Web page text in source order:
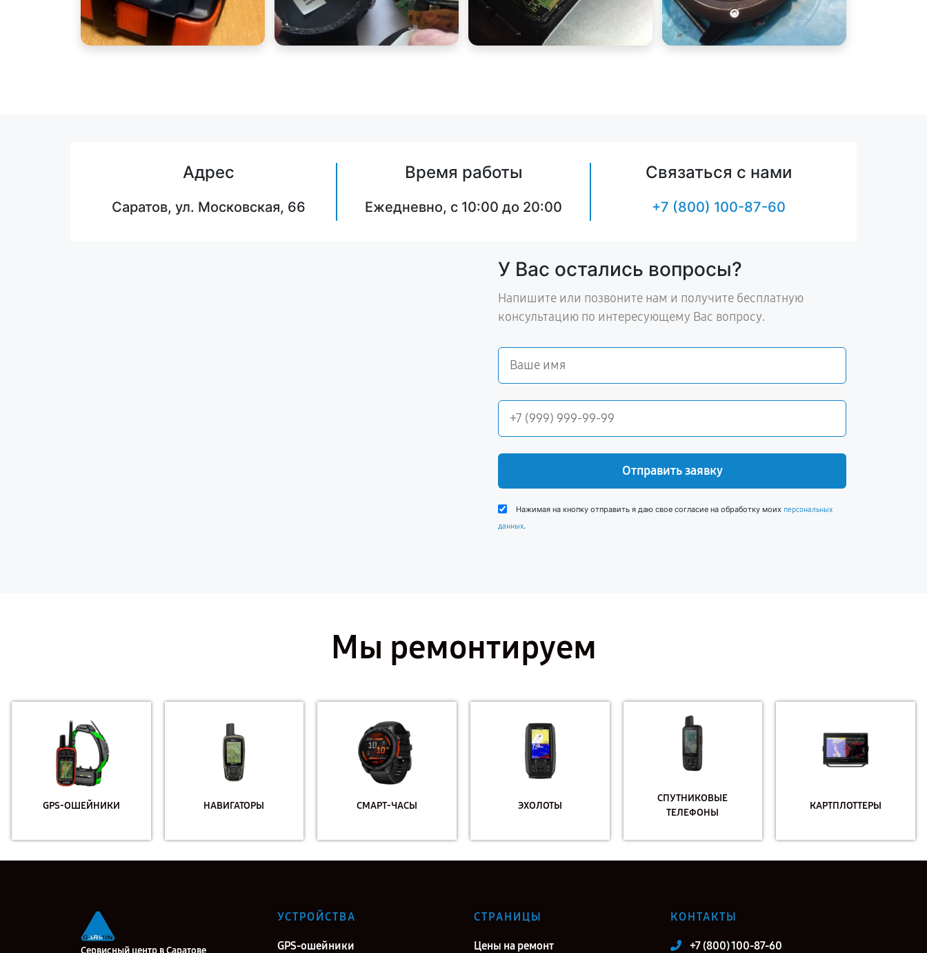
Адрес
Саратов, ул. Московская, 66
Время работы
Ежедневно, с 10:00 до 20:00
Связаться с нами
+7 (800) 100-87-60
У Вас остались вопросы?
Напишите или позвоните нам и получите бесплатную
консультацию по интересующему Вас вопросу.
Отправить заявку
Нажимая на кнопку отправить я даю свое согласие на обработку моих персональных
данных.
Мы ремонтируем
GPS-ОШЕЙНИКИ НАВИГАТОРЫ СМАРТ-ЧАСЫ ЭХОЛОТЫ
СПУТНИКОВЫЕ
ТЕЛЕФОНЫ
КАРТПЛОТТЕРЫ
Сервисный центр в Саратове
УСТРОЙСТВА
GPS-ошейники
СТРАНИЦЫ
Цены на ремонт
КОНТАКТЫ
+7 (800) 100-87-60